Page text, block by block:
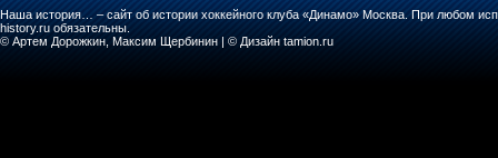
Наша история… – сайт об истории хоккейного клуба «Динамо» Москва. При любом
history.ru обязательны.
© Артем Дорожкин, Максим Щербинин | © Дизайн tamion.ru